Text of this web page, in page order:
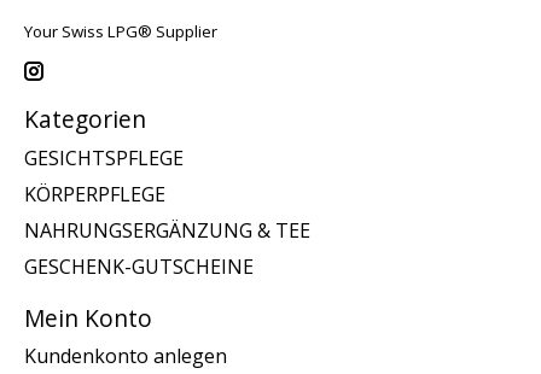
Your Swiss LPG® Supplier
Kategorien
GESICHTSPFLEGE
KÖRPERPFLEGE
NAHRUNGSERGÄNZUNG & TEE
GESCHENK-GUTSCHEINE
Mein Konto
Kundenkonto anlegen